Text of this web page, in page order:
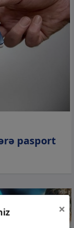
pasport
×